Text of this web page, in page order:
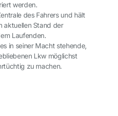
werden.
des Fahrers und hält
aktuellen Stand der
Laufenden.
in seiner Macht stehende,
Lkw möglichst
zu machen.